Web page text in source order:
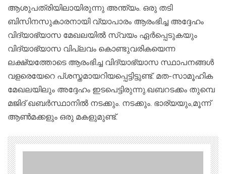
ആശുപത്രിയിലായിരുന്നു അന്ത്യം. ഒരു തടി
ബിസിനസുകാരനായി വ്യാപാരം ആരംഭിച്ച അദ്ദേഹം
വിദ്യാഭ്യാസ മേഖലയിൽ സ്വയം ഏർപ്പെടുകയും
വിദ്യാഭ്യാസ വിപ്ലവം കൊണ്ടുവരികയെന്ന
ലക്ഷ്യത്തോടെ ആരംഭിച്ച വിദ്യാഭ്യാസ സ്ഥാപനങ്ങൾ
വളരെയേറെ പ്ശസ്തമായറിയപ്പെട്ടിട്ടുണ്ട്. മത-സാമൂഹിക
മേഖലയിലും അദ്ദേഹം ഇടപെട്ടിരുന്നു.ഖബറടക്കം തുമ്പെ
മജിദ് ഖബർസ്ഥാനിൽ നടക്കും. നടക്കും. ഭാര്യയും,മൂന്ന്
ആൺമക്കളും ഒരു മകളുമുണ്ട്.